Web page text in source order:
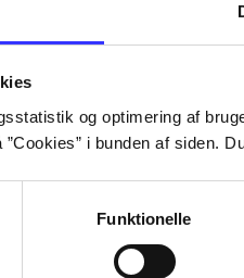
og optimering af
i bunden af siden.
Funktionelle